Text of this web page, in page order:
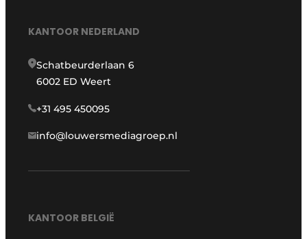
KANTOOR NEDERLAND
Schatbeurderlaan 6
6002 ED Weert
+31 495 450095
info@louwersmediagroep.nl
KANTOOR BELGIË